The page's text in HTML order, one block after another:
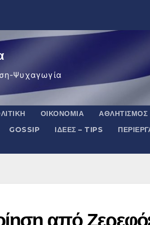
Ψυχαγωγία
ΟΙΚΟΝΟΜΊΑ ΑΘΛΗΤΙΣΜΌΣ
GOSSIP ΙΔΈΕΣ – TIPS
από